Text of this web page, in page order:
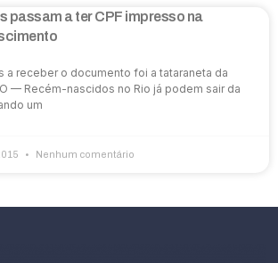
passam a ter CPF impresso na
a receber o documento foi a tataraneta da
— Recém-nascidos no Rio já podem sair da
um
Nenhum comentário